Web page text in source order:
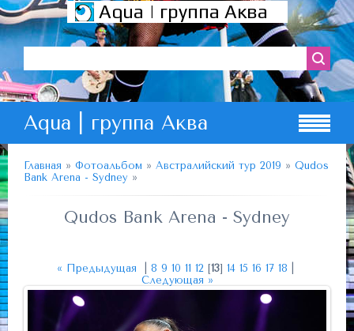
Aqua | группа Аква
Aqua | группа Аква
Главная » Фотоальбом » Австралийский тур 2019 » Qudos
Bank Arena - Sydney »
Qudos Bank Arena - Sydney
« Предыдущая 8 9 10 11 12[13] 14 15 16 17 18
Следующая »